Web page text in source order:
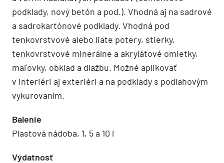
podklady, nový betón a pod.). Vhodná aj na sadrové
a sadrokartónové podklady. Vhodná pod
tenkovrstvové alebo liate potery, stierky,
tenkovrstvové minerálne a akrylátové omietky,
maľovky, obklad a dlažbu. Možné aplikovať
v interiéri aj exteriéri a na podklady s podlahovým
vykurovaním.
Balenie
Plastová nádoba, 1, 5 a 10 l
Výdatnosť